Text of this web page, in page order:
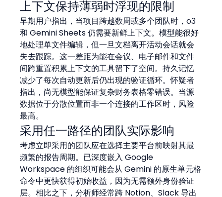
上下文保持薄弱时浮现的限制
早期用户指出，当项目跨越数周或多个团队时，o3
和 Gemini Sheets 仍需要新鲜上下文。模型能很好
地处理单文件编辑，但一旦文档离开活动会话就会
失去跟踪。这一差距为能在会议、电子邮件和文件
间跨重置积累上下文的工具留下了空间。持久记忆
减少了每次自动更新后仍出现的验证循环。怀疑者
指出，尚无模型能保证复杂财务表格零错误。当源
数据位于分散位置而非一个连接的工作区时，风险
最高。
采用任一路径的团队实际影响
考虑立即采用的团队应在选择主要平台前映射其最
频繁的报告周期。已深度嵌入 Google
Workspace 的组织可能会从 Gemini 的原生单元格
命令中更快获得初始收益，因为无需额外身份验证
层。相比之下，分析师经常跨 Notion、Slack 导出